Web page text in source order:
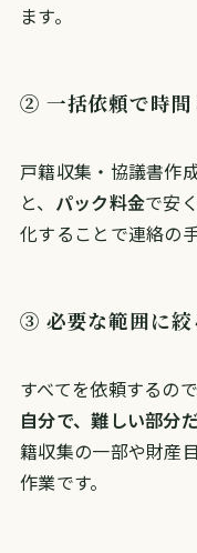
ます。
② 一括依頼で時間
戸籍収集・協議書作
と、 パック料金で安
化することで連絡の
③ 必要な範囲に絞
すべてを依頼するので
自分で、難しい部分
籍収集の一部や財産
作業です。